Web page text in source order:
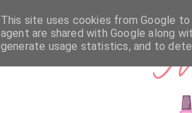
This site uses cookies from Google
agent are shared with Google along
generate usage statistics, and to